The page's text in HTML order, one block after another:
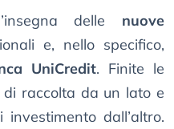
delle nuove
e, nello specifico,
UniCredit. Finite le
raccolta da un lato e
dall’altro.